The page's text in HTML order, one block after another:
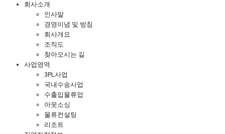
회사소개
인사말
경영이념 및 방침
회사개요
조직도
찾아오시는 길
사업영역
3PL사업
국내수송사업
수출입물류업
아웃소싱
물류컨설팅
리조트